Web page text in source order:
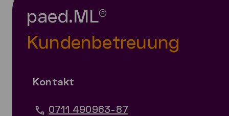
paed.ML®
Kundenbetreuung
Kontakt
0711 490963-87